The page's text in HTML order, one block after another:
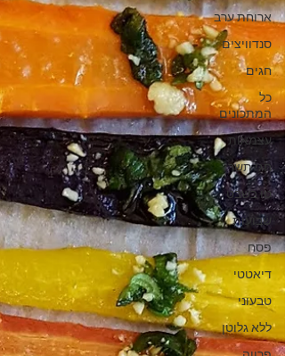
ארוחת ערב
סנדוויצים
חגים
כל
המתכונים
עצמאות
חגי תשרי
טו בשבט
שבועות
פסח
דיאטטי
טבעוני
ללא גלוטן